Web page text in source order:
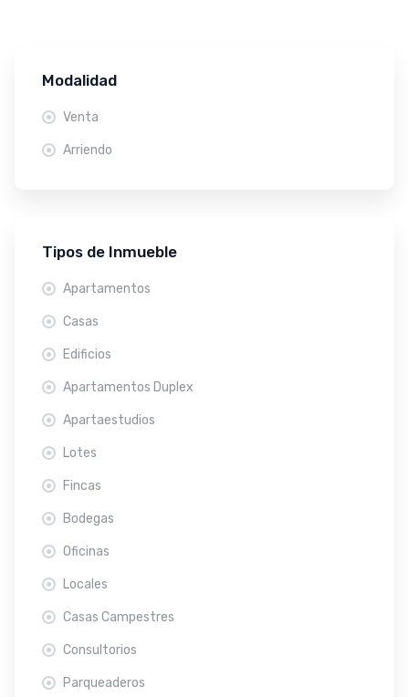
Modalidad
Venta
Arriendo
Tipos de Inmueble
Apartamentos
Casas
Edificios
Apartamentos Duplex
Apartaestudios
Lotes
Fincas
Bodegas
Oficinas
Locales
Casas Campestres
Consultorios
Parqueaderos